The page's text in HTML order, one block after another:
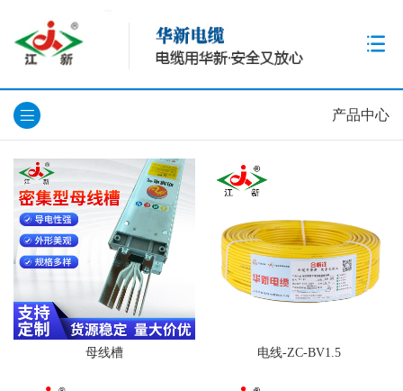
产品中心
母线槽 电线-ZC-BV1.5